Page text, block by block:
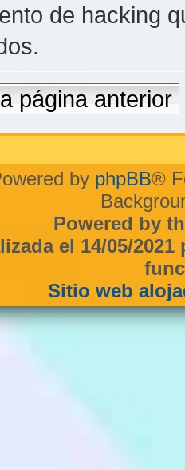
de hacking
página anterior
by phpBB®
Powered by
el 14/05/
Sitio web